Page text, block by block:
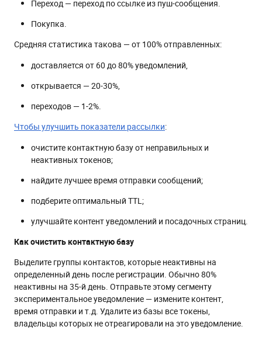
Переход — переход по ссылке из пуш-сообщения.
Покупка.
Средняя статистика такова — от 100% отправленных:
доставляется от 60 до 80% уведомлений,
открывается — 20-30%,
переходов — 1-2%.
Чтобы улучшить показатели рассылки:
очистите контактную базу от неправильных и
неактивных токенов;
найдите лучшее время отправки сообщений;
подберите оптимальный TTL;
улучшайте контент уведомлений и посадочных страниц.
Как очистить контактную базу
Выделите группы контактов, которые неактивны на
определенный день после регистрации. Обычно 80%
неактивны на 35-й день. Отправьте этому сегменту
экспериментальное уведомление — измените контент,
время отправки и т.д. Удалите из базы все токены,
владельцы которых не отреагировали на это уведомление.